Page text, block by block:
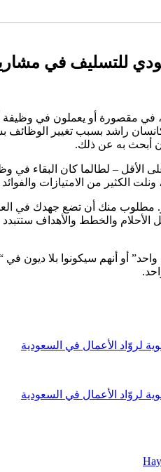
في مقصورة أو يعملون في
أبحث به عن ذلك.
– لطالما كان البقاء في
الكثير من الامتيازات
منك أن تضع جهدك في
كل الأحلام والخطط والأهداف
أو أنهم سيكونوا بلا